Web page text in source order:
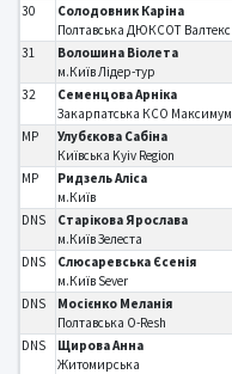
30
Солодовник Каріна
Полтавська ДЮКСОТ Валтекс
31
Волошина Віолета
м.Київ Лідер-тур
32
Семенцова Арніка
Закарпатська КСО Максимум
MP
Улубєкова Сабіна
Київська Kyiv Region
MP
Ридзель Аліса
м.Київ
DNS
Старікова Ярослава
м.Київ Зелеста
DNS
Слюсаревська Єсенія
м.Київ Sever
DNS
Мосієнко Меланія
Полтавська O-Resh
DNS
Щирова Анна
Житомирська